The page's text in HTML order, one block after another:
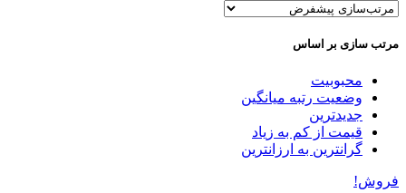
مرتب سازی بر اساس
محبوبیت
وضعیت رتبه میانگین
جدیدترین
قیمت از کم به زیاد
گرانترین به ارزانترین
فروش!